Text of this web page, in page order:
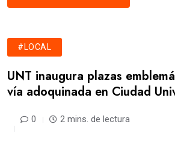
#LOCAL
UNT inaugura plazas
vía adoquinada en Ciudad
0 2 mins. de lectura